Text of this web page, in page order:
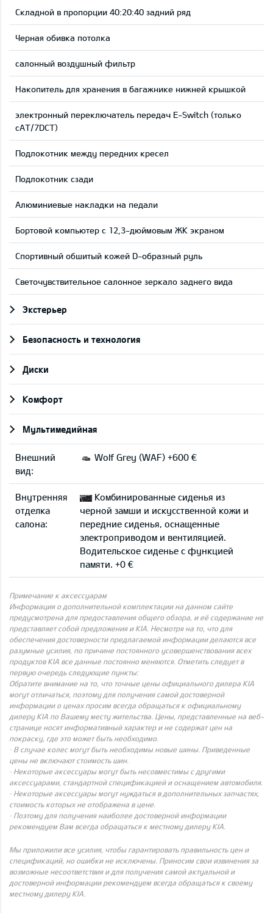
Складной в пропорции 40:20:40 задний ряд
Черная обивка потолка
салонный воздушный фильтр
Накопитель для хранения в багажнике нижней крышкой
электронный переключатель передач E-Switch (только
сAT/7DCT)
Подлокотник между передних кресел
Подлокотник сзади
Aлюминиевые накладки на педали
Бортовой компьютер с 12,3-дюймовым ЖК экраном
Cпортивный обшитый кожей D-образный руль
Светочувствительное салонное зеркало заднего вида
Экстерьер
Безопасность и технология
Диски
Комфорт
Мультимедийная
Внешний
вид:
Wolf Grey (WAF) +600 €
Внутренняя
отделка
салона:
Комбинированные сиденья из
черной замши и искусственной кожи и
передние сиденья, оснащенные
электроприводом и вентиляцией.
Водительское сиденье с функцией
памяти. +0 €
Примечание к аксессуарам
Информация о дополнительной комплектации на данном сайте
предусмотрена для предоставления общего обзора, и её содержание не
представляет собой предложения и KIA. Несмотря на то, что для
обеспечения достоверности предлагаемой информации делаются все
разумные усилия, по причине постоянного усовершенствования всех
продуктов KIA все данные постоянно меняются. Отметить следует в
первую очередь следующие пункты:
Обратите внимание на то, что точные цены официального дилера KIA
могут отличаться, поэтому для получения самой достоверной
информации о ценах просим всегда обращаться к официальному
дилеру KIA по Вашему месту жительства. Цены, представленные на веб-
странице носят информативный характер и не содержат цен на
покраску, где это может быть необходимо.
· В случае колес могут быть необходимы новые шины. Приведенные
цены не включают стоимость шин.
· Некоторые аксессуары могут быть несовместимы с другими
аксессуарами, стандартной спецификацией и оснащением автомобиля.
· Некоторые аксессуары могут нуждаться в дополнительных запчастях,
стоимость которых не отображена в цене.
· Поэтому для получения наиболее достоверной информации
рекомендуем Вам всегда обращаться к местному дилеру KIA.
Мы приложили все усилия, чтобы гарантировать правильность цен и
спецификаций, но ошибки не исключены. Приносим свои извинения за
возможные несоответствия и для получения самой актуальной и
достоверной информации рекомендуем всегда обращаться к своему
местному дилеру KIA.